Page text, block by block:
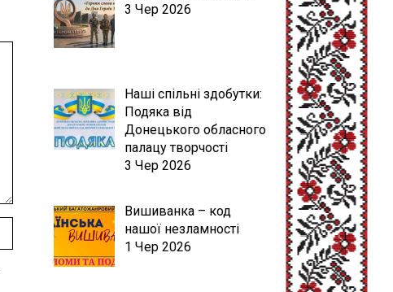
3 Чер 2026
Наші спільні здобутки:
Подяка від
Донецького обласного
палацу творчості
3 Чер 2026
Вишиванка – код
нашої незламності
1 Чер 2026